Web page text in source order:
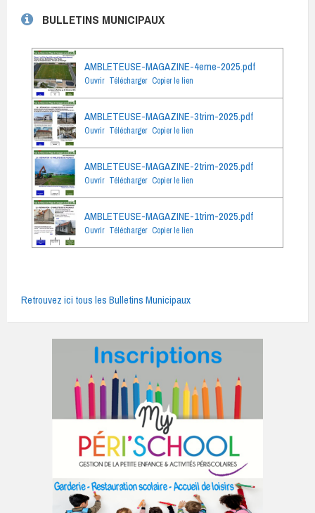
BULLETINS MUNICIPAUX
AMBLETEUSE-MAGAZINE-4eme-2025.pdf
Ouvrir Télécharger Copier le lien
AMBLETEUSE-MAGAZINE-3trim-2025.pdf
Ouvrir Télécharger Copier le lien
AMBLETEUSE-MAGAZINE-2trim-2025.pdf
Ouvrir Télécharger Copier le lien
AMBLETEUSE-MAGAZINE-1trim-2025.pdf
Ouvrir Télécharger Copier le lien
Retrouvez ici tous les Bulletins Municipaux